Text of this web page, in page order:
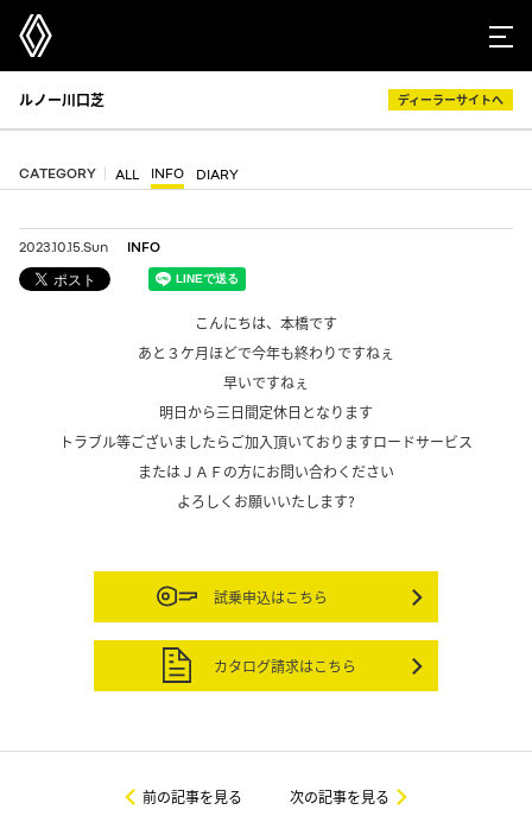
ルノー川口芝 ディーラーサイトへ
CATEGORY ALL INFO DIARY
2023.10.15.Sun INFO
こんにちは、本橋です
あと３ケ月ほどで今年も終わりですねぇ
早いですねぇ
明日から三日間定休日となります
トラブル等ございましたらご加入頂いておりますロードサービス
またはＪＡＦの方にお問い合わください
よろしくお願いいたします?
試乗申込はこちら
カタログ請求はこちら
前の記事を見る 次の記事を見る